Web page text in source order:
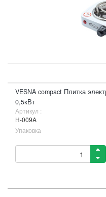
VESNA compact Плитка
0,5кВт
Артикул :
H-009A
Упаковка